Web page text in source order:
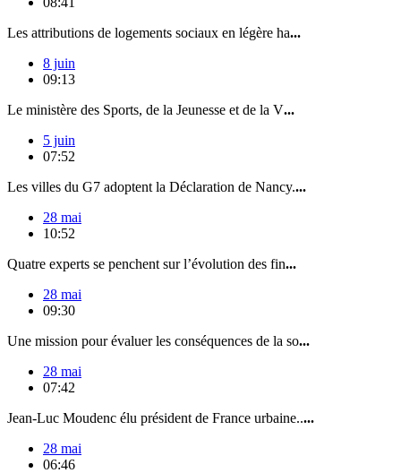
Les attributions de logements sociaux en légère ha...
8 juin
09:13
Le ministère des Sports, de la Jeunesse et de la V...
5 juin
07:52
Les villes du G7 adoptent la Déclaration de Nancy....
28 mai
10:52
Quatre experts se penchent sur l’évolution des fin...
28 mai
09:30
Une mission pour évaluer les conséquences de la so...
28 mai
07:42
Jean-Luc Moudenc élu président de France urbaine.....
28 mai
06:46